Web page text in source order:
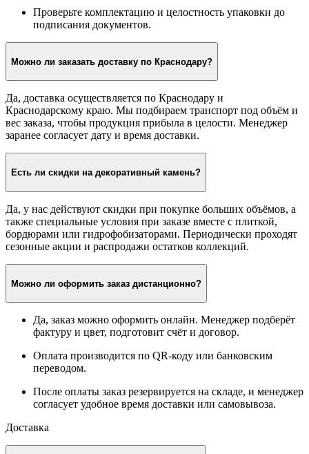
Проверьте комплектацию и целостность упаковки до
подписания документов.
Можно ли заказать доставку по Краснодару?
Да, доставка осуществляется по Краснодару и
Краснодарскому краю. Мы подбираем транспорт под объём и
вес заказа, чтобы продукция прибыла в целости. Менеджер
заранее согласует дату и время доставки.
Есть ли скидки на декоративный камень?
Да, у нас действуют скидки при покупке больших объёмов, а
также специальные условия при заказе вместе с плиткой,
бордюрами или гидрофобизаторами. Периодически проходят
сезонные акции и распродажи остатков коллекций.
Можно ли оформить заказ дистанционно?
Да, заказ можно оформить онлайн. Менеджер подберёт
фактуру и цвет, подготовит счёт и договор.
Оплата производится по QR-коду или банковским
переводом.
После оплаты заказ резервируется на складе, и менеджер
согласует удобное время доставки или самовывоза.
Доставка